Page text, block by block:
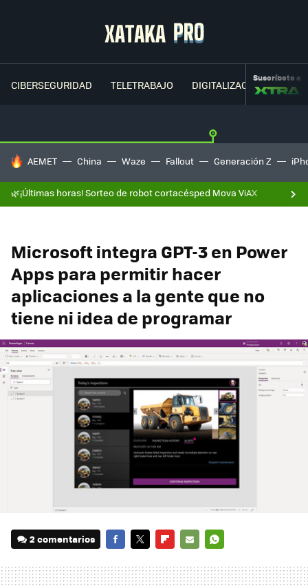
CIBERSEGURIDAD TELETRABAJO DIGITALIZACIÓNSuscríbete a
HOY SE HABLA DE
AEMET China Waze Fallout Generación Z
🌿¡Últimas horas! Sorteo de robot cortacésped Mova ViAX
Microsoft integra GPT-3 en Power
Apps para permitir hacer
aplicaciones a la gente que no
tiene ni idea de programar
2 comentarios
MAIL